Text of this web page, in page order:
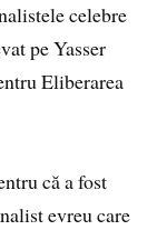
celebre
pe Yasser
Eliberarea
că a fost
evreu care